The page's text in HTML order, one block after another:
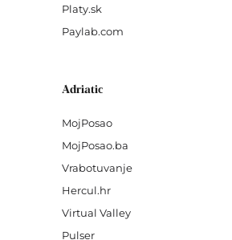
Platy.sk
Paylab.com
Adriatic
MojPosao
MojPosao.ba
Vrabotuvanje
Hercul.hr
Virtual Valley
Pulser